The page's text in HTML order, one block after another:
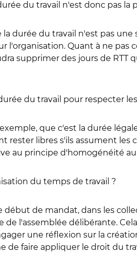
du travail n'est donc pas la
durée du travail n'est pas
l'organisation. Quant à ne pas
supprimer des jours de
du travail pour respecter les
que c'est la durée
rester libres s'ils assument les
au principe d'homogénéité
du temps de travail ?
de mandat, dans les
de l'assemblée délibérante.
une réflexion sur la
de faire appliquer le droit du